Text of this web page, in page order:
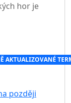
hor je
AKTUALIZOVANÉ
později